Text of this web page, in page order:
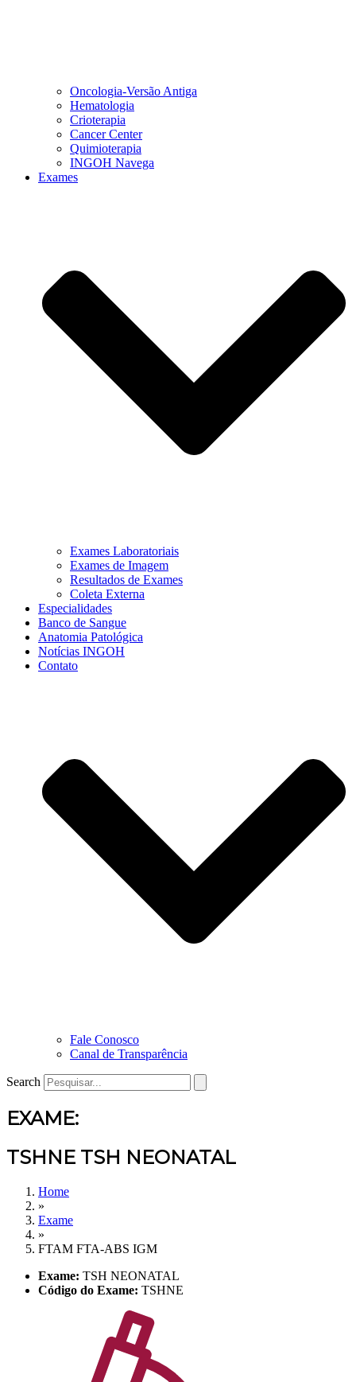
Oncologia-Versão Antiga
Hematologia
Crioterapia
Cancer Center
Quimioterapia
INGOH Navega
Exames
Exames Laboratoriais
Exames de Imagem
Resultados de Exames
Coleta Externa
Especialidades
Banco de Sangue
Anatomia Patológica
Notícias INGOH
Contato
Fale Conosco
Canal de Transparência
Search
EXAME:
TSHNE TSH NEONATAL
Home
»
Exame
»
FTAM FTA-ABS IGM
Exame: TSH NEONATAL
Código do Exame: TSHNE